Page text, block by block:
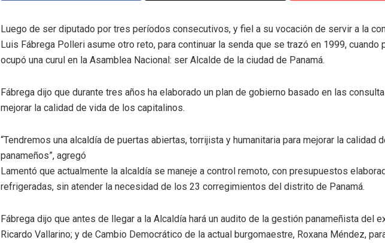
Luego de ser diputado por tres períodos consecutivos, y fiel a su vocación de servir a la
Luis Fábrega Polleri asume otro reto, para continuar la senda que se trazó en 1999, cuando
ocupó una curul en la Asamblea Nacional: ser Alcalde de la ciudad de Panamá.
Fábrega dijo que durante tres años ha elaborado un plan de gobierno basado en las
mejorar la calidad de vida de los capitalinos.
“Tendremos una alcaldía de puertas abiertas, torrijista y humanitaria para mejorar la calidad
panameños”, agregó
Lamentó que actualmente la alcaldía se maneje a control remoto, con presupuestos
refrigeradas, sin atender la necesidad de los 23 corregimientos del distrito de Panamá.
Fábrega dijo que antes de llegar a la Alcaldía hará un audito de la gestión panameñista del
Ricardo Vallarino; y de Cambio Democrático de la actual burgomaestre, Roxana Méndez,